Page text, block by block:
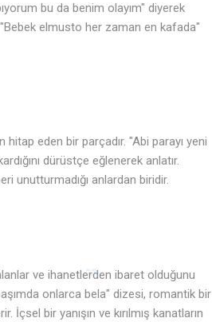
bu da benim olayım" diyerek
elmusto her zaman en kafada"
eden bir parçadır. "Abi parayı yeni
dürüstçe eğlenerek anlatır.
unutturmadığı anlardan biridir.
ve ihanetlerden ibaret olduğunu
onlarca bela" dizesi, romantik bir
bir yanışın ve kırılmış kanatların